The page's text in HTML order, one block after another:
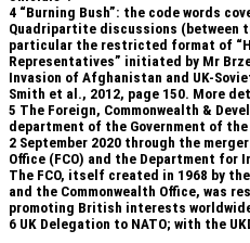
4 “Burning Bush”: the code words
Quadripartite discussions (between
particular the restricted format of
Representatives” initiated by Mr
Invasion of Afghanistan and UK-
Smith et al., 2012, page 150. More
5 The Foreign, Commonwealth &
department of the Government of
2 September 2020 through the
Office (FCO) and the Department for
The FCO, itself created in 1968 by
and the Commonwealth Office, was
promoting British interests
6 UK Delegation to NATO; with the